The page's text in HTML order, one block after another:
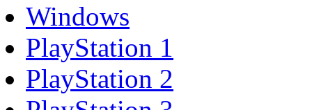
Windows
PlayStation 1
PlayStation 2